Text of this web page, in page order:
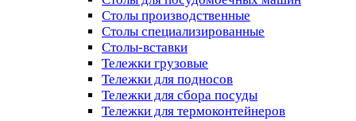
Столы производственные
Столы специализированные
Столы-вставки
Тележки грузовые
Тележки для подносов
Тележки для сбора посуды
Тележки для термоконтейнеров